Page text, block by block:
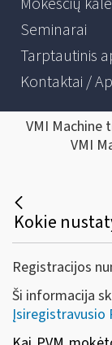
Seminarai
Tarptautinis
Kontaktai /
VMI
VMI
Registracijos
Ši informacija
Įsiregistravusio